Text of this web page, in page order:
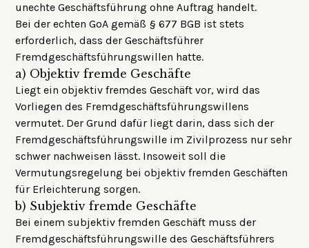
unechte Geschäftsführung ohne Auftrag handelt.
Bei der echten GoA gemäß § 677 BGB ist stets
erforderlich, dass der Geschäftsführer
Fremdgeschäftsführungswillen hatte.
a) Objektiv fremde Geschäfte
Liegt ein objektiv fremdes Geschäft vor, wird das
Vorliegen des Fremdgeschäftsführungswillens
vermutet. Der Grund dafür liegt darin, dass sich der
Fremdgeschäftsführungswille im Zivilprozess nur sehr
schwer nachweisen lässt. Insoweit soll die
Vermutungsregelung bei objektiv fremden Geschäften
für Erleichterung sorgen.
b) Subjektiv fremde Geschäfte
Bei einem subjektiv fremden Geschäft muss der
Fremdgeschäftsführungswille des Geschäftsführers